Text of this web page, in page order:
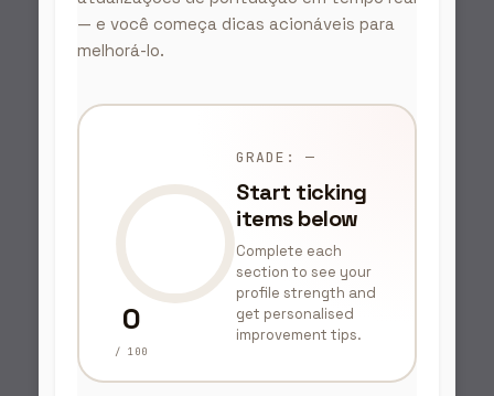
— e você começa dicas acionáveis para
melhorá-lo.
0
/ 100
GRADE: —
Start ticking
items below
Complete each
section to see your
profile strength and
get personalised
improvement tips.